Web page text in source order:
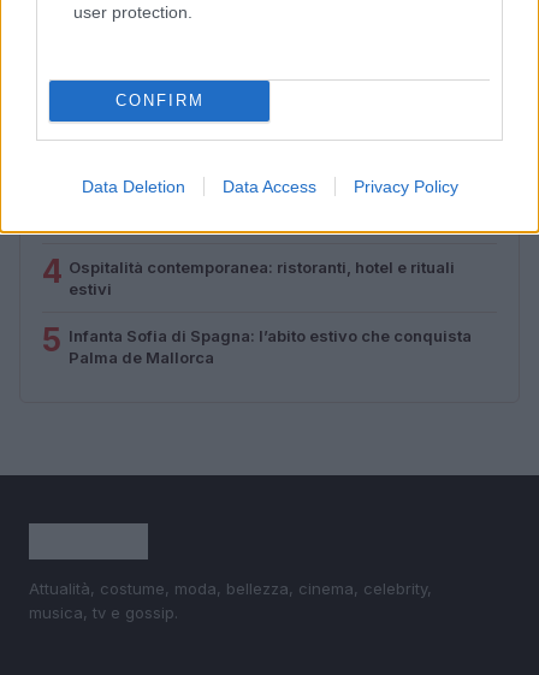
user protection.
CONFIRM
Data Deletion Data Access Privacy Policy
ci crediate o no)
2
Le nuove Havaianas Kitten Heel debuttano a
4 Ospitalità contemporanea: ristoranti, hotel e rituali
estivi
5 Infanta Sofia di Spagna: l’abito estivo che conquista
Palma de Mallorca
Attualità, costume, moda, bellezza, cinema, celebrity,
musica, tv e gossip.